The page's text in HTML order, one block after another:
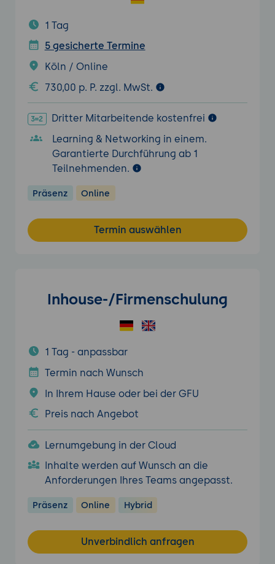
1 Tag
5 gesicherte Termine
Köln / Online
730,00 p. P. zzgl. MwSt.
Dritter Mitarbeitende kostenfrei
Learning & Networking in einem.
Garantierte Durchführung ab 1
Teilnehmenden.
Präsenz Online
Termin auswählen
Inhouse-/Firmenschulung
1 Tag - anpassbar
Termin nach Wunsch
In Ihrem Hause oder bei der GFU
Preis nach Angebot
Lernumgebung in der Cloud
Inhalte werden auf Wunsch an die
Anforderungen Ihres Teams angepasst.
Präsenz Online Hybrid
Unverbindlich anfragen